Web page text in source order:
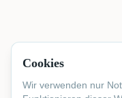
Cookies
Wir verwenden nur